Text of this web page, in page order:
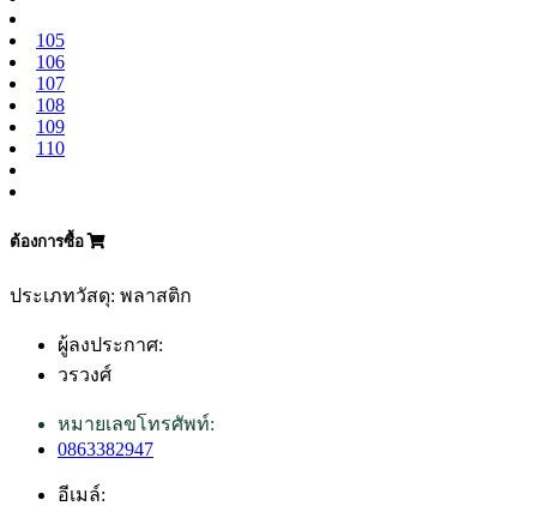
105
106
107
108
109
110
ต้องการซื้อ
ประเภทวัสดุ: พลาสติก
ผู้ลงประกาศ:
วรวงศ์
หมายเลขโทรศัพท์:
0863382947
อีเมล์: